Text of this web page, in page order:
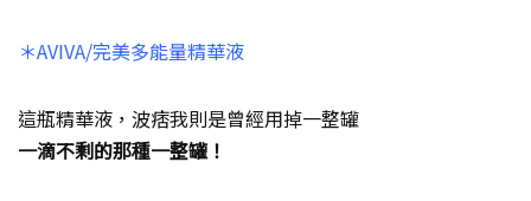
＊AVIVA/完美多能量精華液
這瓶精華液，波痞我則是曾經用掉一整罐
一滴不剩的那種一整罐！